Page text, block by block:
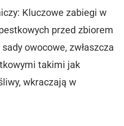
Kluczowe zabiegi w
przed zbiorem
owocowe, zwłaszcza
takimi jak
wkraczają w